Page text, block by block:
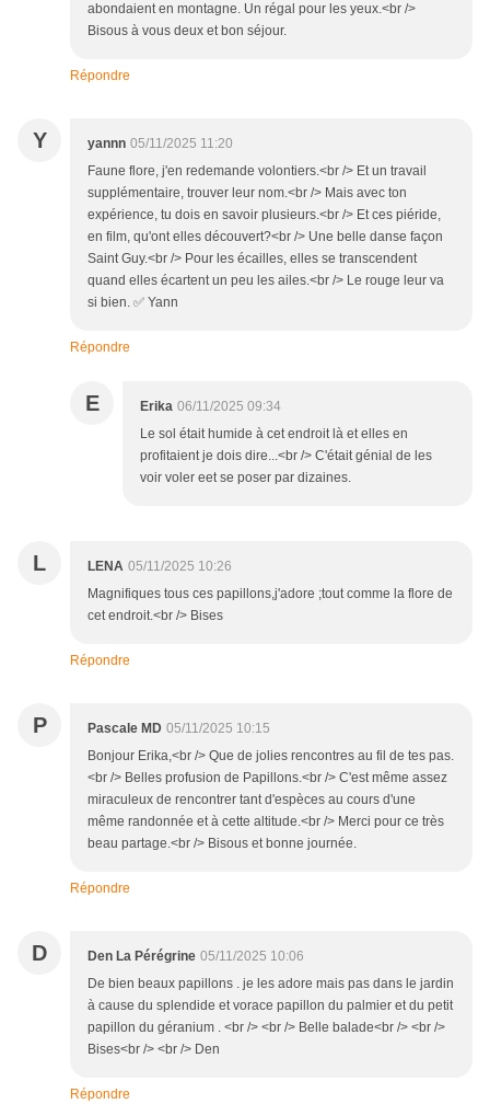
abondaient en montagne. Un régal pour les yeux.<br />
Bisous à vous deux et bon séjour.
Répondre
Y yannn 05/11/2025 11:20
Faune flore, j'en redemande volontiers.<br /> Et un travail
supplémentaire, trouver leur nom.<br /> Mais avec ton
expérience, tu dois en savoir plusieurs.<br /> Et ces piéride,
en film, qu'ont elles découvert?<br /> Une belle danse façon
Saint Guy.<br /> Pour les écailles, elles se transcendent
quand elles écartent un peu les ailes.<br /> Le rouge leur va
si bien. ✅ Yann
Répondre
E Erika 06/11/2025 09:34
Le sol était humide à cet endroit là et elles en
profitaient je dois dire...<br /> C'était génial de les
voir voler eet se poser par dizaines.
L LENA 05/11/2025 10:26
Magnifiques tous ces papillons,j'adore ;tout comme la flore de
cet endroit.<br /> Bises
Répondre
P Pascale MD 05/11/2025 10:15
Bonjour Erika,<br /> Que de jolies rencontres au fil de tes pas.
<br /> Belles profusion de Papillons.<br /> C'est même assez
miraculeux de rencontrer tant d'espèces au cours d'une
même randonnée et à cette altitude.<br /> Merci pour ce très
beau partage.<br /> Bisous et bonne journée.
Répondre
D Den La Pérégrine 05/11/2025 10:06
De bien beaux papillons . je les adore mais pas dans le jardin
à cause du splendide et vorace papillon du palmier et du petit
papillon du géranium . <br /> <br /> Belle balade<br /> <br />
Bises<br /> <br /> Den
Répondre